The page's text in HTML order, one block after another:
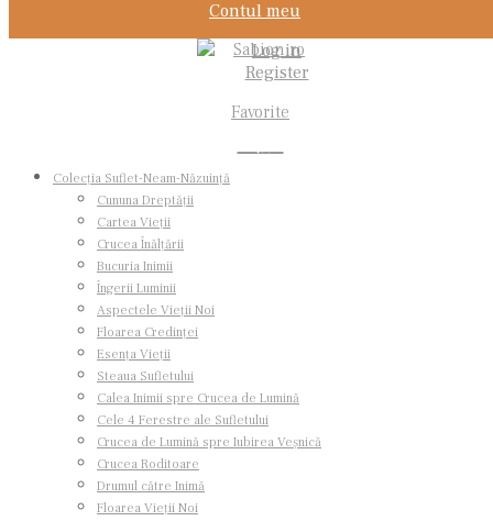
Contul meu
Log in
Register
Favorite
Colecția Suflet-Neam-Năzuință
Cununa Dreptății
Cartea Vieții
Crucea Înălțării
Bucuria Inimii
Îngerii Luminii
Aspectele Vieții Noi
Floarea Credinței
Esența Vieții
Steaua Sufletului
Calea Inimii spre Crucea de Lumină
Cele 4 Ferestre ale Sufletului
Crucea de Lumină spre Iubirea Veșnică
Crucea Roditoare
Drumul către Inimă
Floarea Vieții Noi
Prima pagină Obiecte din argint
argint Stea AR.GI0301B